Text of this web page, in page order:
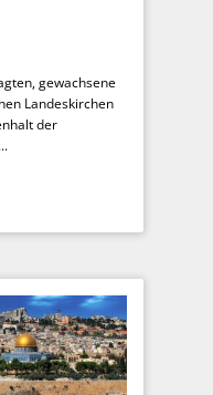
gewachsene
Landeskirchen
der